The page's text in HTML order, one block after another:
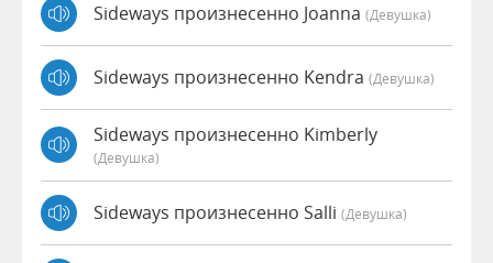
Sideways произнесенно Joanna (девушка)
Sideways произнесенно Kendra (девушка)
Sideways произнесенно Kimberly
(девушка)
Sideways произнесенно Salli (девушка)